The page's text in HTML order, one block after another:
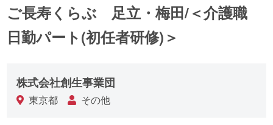
ご長寿くらぶ 足立・梅田/＜介護職
日勤パート(初任者研修)＞
株式会社創生事業団
東京都 その他